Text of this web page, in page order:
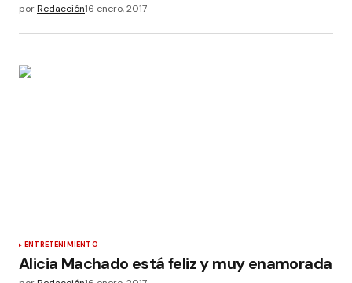
porRedacción16 enero, 2017
ENTRETENIMIENTO
Alicia Machado está feliz y muy enamorada